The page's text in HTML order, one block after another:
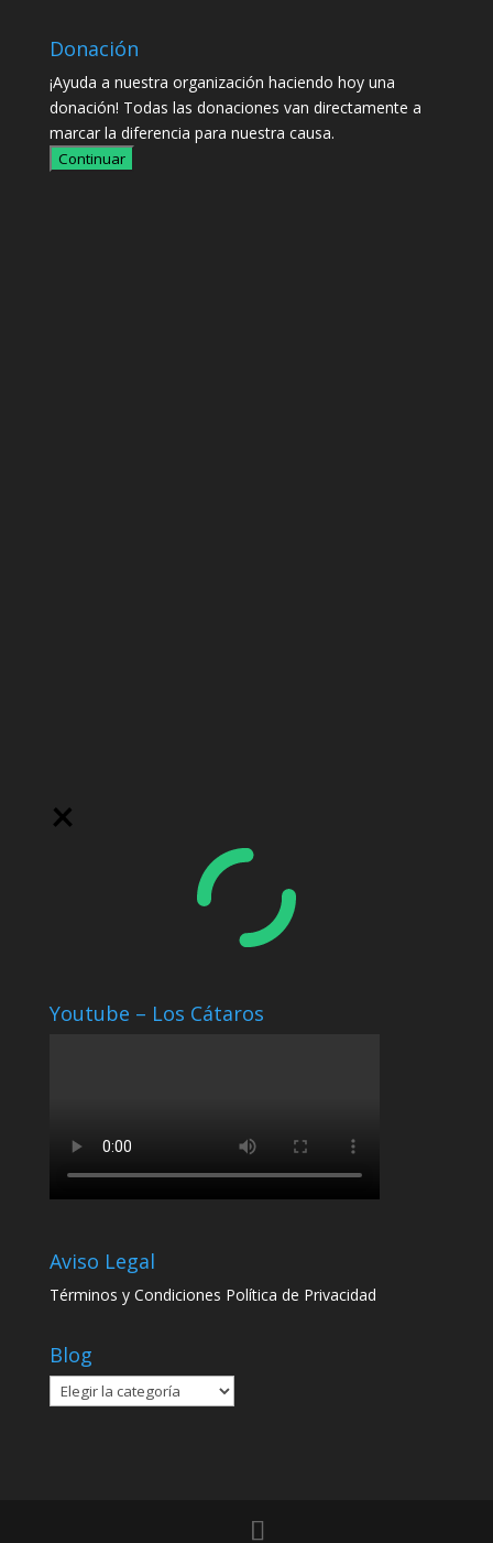
Donación
¡Ayuda a nuestra organización haciendo hoy una
donación! Todas las donaciones van directamente a
marcar la diferencia para nuestra causa.
Continuar
Youtube – Los Cátaros
Aviso Legal
Términos y Condiciones Política de Privacidad
Blog
Blog